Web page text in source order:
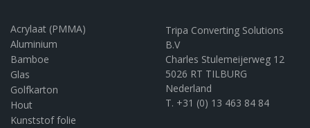
Acrylaat (PMMA)
Aluminium
Bamboe
Glas
Golfkarton
Hout
Kunststof folie
Tripa Converting Solutions
B.V
Charles Stulemeijerweg 12
5026 RT TILBURG
Nederland
T. +31 (0) 13 463 84 84